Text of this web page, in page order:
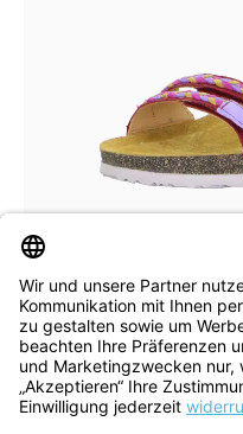
In vielen Größen verfügbar
Sandale Koak
104,90 € 139,90 €ehem. UVP